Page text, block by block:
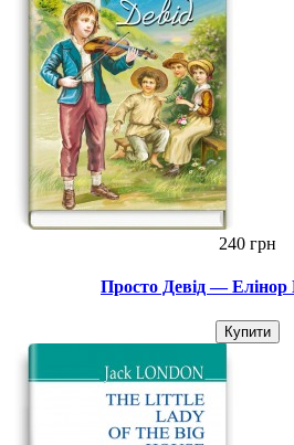
240 грн
Просто Девід — Елінор
Купити